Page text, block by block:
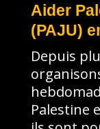
Aider
(PAJU)
Depuis
Palestine